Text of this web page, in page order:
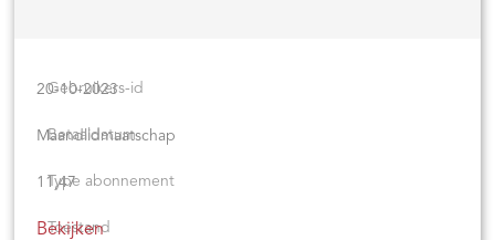
20-10-2023
Maandlidmaatschap
11,47
Bekijken